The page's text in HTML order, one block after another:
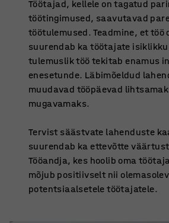
Töötajad, kellele on tagatud
töötingimused, saavutavad
töötulemused. Teadmine, et töö
suurendab ka töötajate
tulemuslik töö tekitab enamus
enesetunde. Läbimõeldud
muudavad tööpäevad
mugavamaks.
Tervist säästvate lahenduste
suurendab ka ettevõtte
Tööandja, kes hoolib oma
mõjub positiivselt nii
potentsiaalsetele töötajatele.